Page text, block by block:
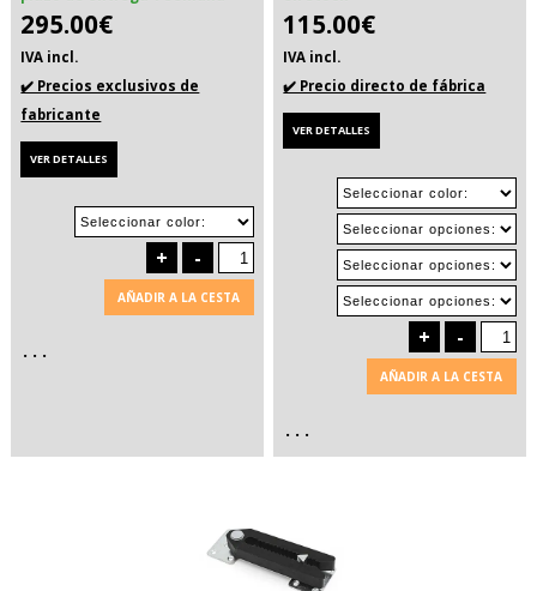
295.00€
IVA incl.
✔️ Precios exclusivos de
fabricante
VER DETALLES
+ -
AÑADIR A LA CESTA
. . .
115.00€
IVA incl.
✔️ Precio directo de fábrica
VER DETALLES
+ -
AÑADIR A LA CESTA
. . .